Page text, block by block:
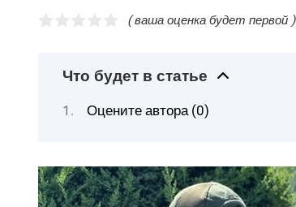
( ваша оценка будет первой )
Что будет в статье
Оцените автора (0)